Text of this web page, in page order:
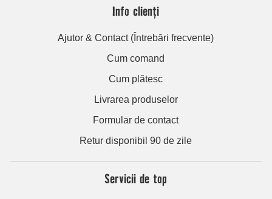
Info clienți
Ajutor & Contact (Întrebări frecvente)
Cum comand
Cum plătesc
Livrarea produselor
Formular de contact
Retur disponibil 90 de zile
Servicii de top